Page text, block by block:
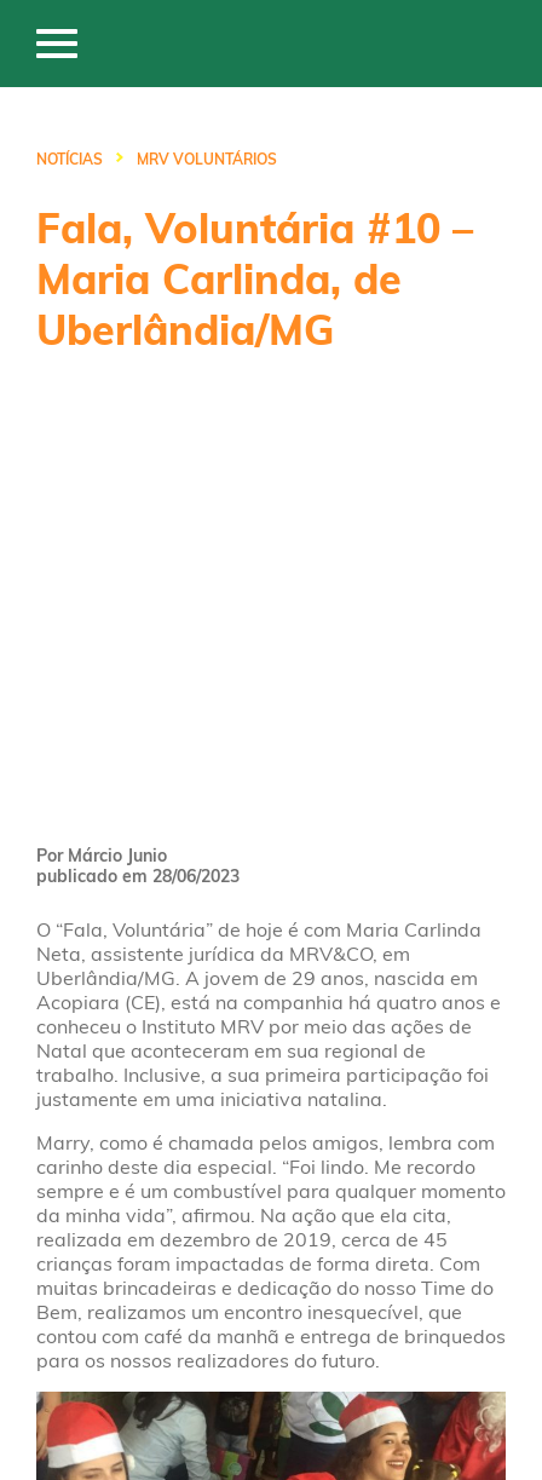
NOTÍCIAS MRV VOLUNTÁRIOS
Fala, Voluntária #10 –
Maria Carlinda, de
Uberlândia/MG
Por Márcio Junio
publicado em 28/06/2023
O “Fala, Voluntária” de hoje é com Maria Carlinda
Neta, assistente jurídica da MRV&CO, em
Uberlândia/MG. A jovem de 29 anos, nascida em
Acopiara (CE), está na companhia há quatro anos e
conheceu o Instituto MRV por meio das ações de
Natal que aconteceram em sua regional de
trabalho. Inclusive, a sua primeira participação foi
justamente em uma iniciativa natalina.
Marry, como é chamada pelos amigos, lembra com
carinho deste dia especial. “Foi lindo. Me recordo
sempre e é um combustível para qualquer momento
da minha vida”, afirmou. Na ação que ela cita,
realizada em dezembro de 2019, cerca de 45
crianças foram impactadas de forma direta. Com
muitas brincadeiras e dedicação do nosso Time do
Bem, realizamos um encontro inesquecível, que
contou com café da manhã e entrega de brinquedos
para os nossos realizadores do futuro.